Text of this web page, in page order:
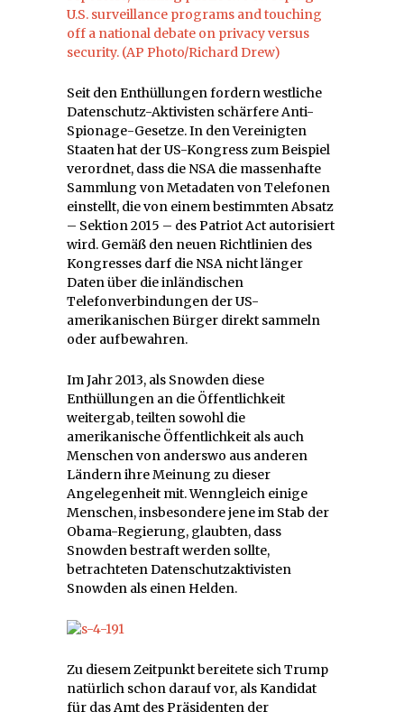
Seit den Enthüllungen fordern westliche
Datenschutz-Aktivisten schärfere Anti-
Spionage-Gesetze. In den Vereinigten
Staaten hat der US-Kongress zum Beispiel
verordnet, dass die NSA die massenhafte
Sammlung von Metadaten von Telefonen
einstellt, die von einem bestimmten Absatz
– Sektion 2015 – des Patriot Act autorisiert
wird. Gemäß den neuen Richtlinien des
Kongresses darf die NSA nicht länger
Daten über die inländischen
Telefonverbindungen der US-
amerikanischen Bürger direkt sammeln
oder aufbewahren.
Im Jahr 2013, als Snowden diese
Enthüllungen an die Öffentlichkeit
weitergab, teilten sowohl die
amerikanische Öffentlichkeit als auch
Menschen von anderswo aus anderen
Ländern ihre Meinung zu dieser
Angelegenheit mit. Wenngleich einige
Menschen, insbesondere jene im Stab der
Obama-Regierung, glaubten, dass
Snowden bestraft werden sollte,
betrachteten Datenschutzaktivisten
Snowden als einen Helden.
Zu diesem Zeitpunkt bereitete sich Trump
natürlich schon darauf vor, als Kandidat
für das Amt des Präsidenten der